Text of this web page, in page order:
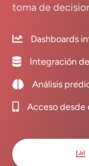
toma de
Dashboards
Integración
Análisis
Acceso desde